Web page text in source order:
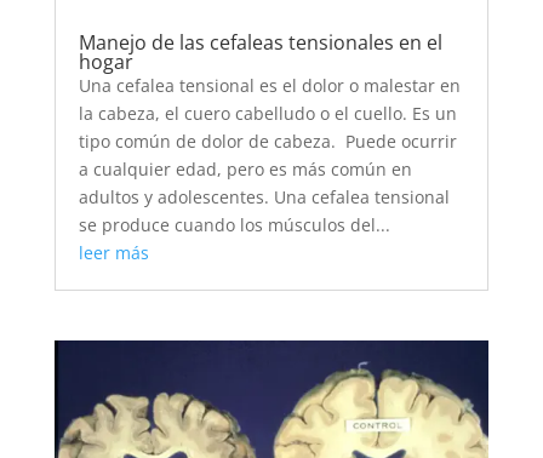
Manejo de las cefaleas tensionales en el
hogar
Una cefalea tensional es el dolor o malestar en
la cabeza, el cuero cabelludo o el cuello. Es un
tipo común de dolor de cabeza. Puede ocurrir
a cualquier edad, pero es más común en
adultos y adolescentes. Una cefalea tensional
se produce cuando los músculos del...
leer más